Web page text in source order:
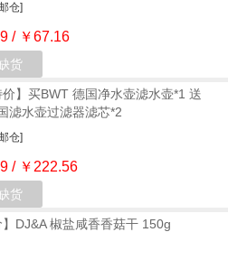
仓]
/ ￥67.16
货
价】买BWT 德国净水壶滤水壶*1 送
滤水壶过滤器滤芯*2
仓]
/ ￥222.56
货
】DJ&A 椒盐咸香香菇干 150g